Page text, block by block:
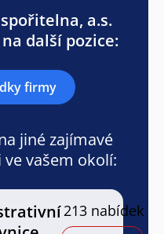
a.s.
další pozice:
firmy
jiné zajímavé
vašem okolí:
213 nabídek